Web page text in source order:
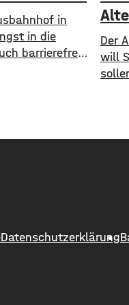
in
in die
barrierefrei
Kritik und
Der
will
Datenschutzerklärung